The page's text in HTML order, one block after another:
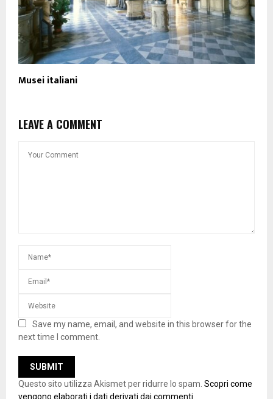
Musei italiani
LEAVE A COMMENT
Save my name, email, and website in this browser for the
next time I comment.
Questo sito utilizza Akismet per ridurre lo spam. Scopri come
vengono elaborati i dati derivati dai commenti